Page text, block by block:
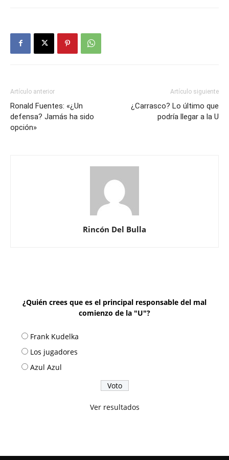
Artículo anterior
Ronald Fuentes: «¿Un
defensa? Jamás ha sido
opción»
Artículo siguiente
¿Carrasco? Lo último que
podría llegar a la U
Rincón Del Bulla
¿Quién crees que es el principal responsable del mal
comienzo de la "U"?
Frank Kudelka
Los jugadores
Azul Azul
Ver resultados